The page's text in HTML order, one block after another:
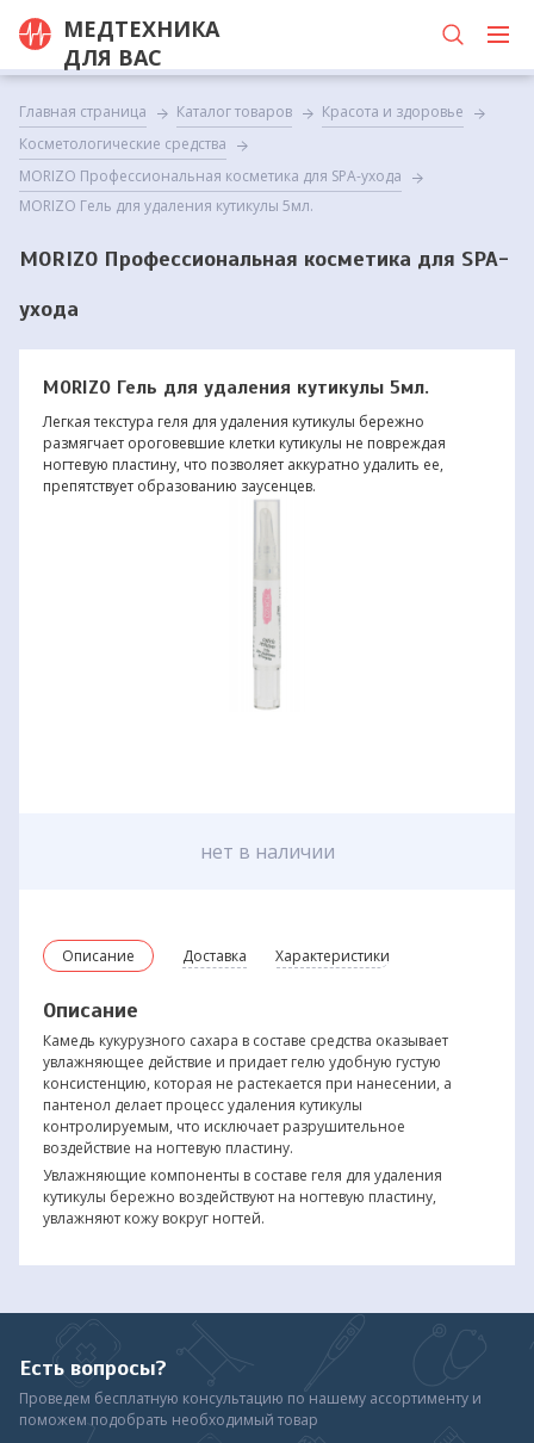
МЕДТЕХНИКА
ДЛЯ ВАС
Главная страница Каталог товаров
Красота и здоровье
Косметологические средства
MORIZO Профессиональная косметика для SPA-ухода
MORIZO Гель для удаления кутикулы 5мл.
MORIZO Профессиональная косметика для SPA-
ухода
MORIZO Гель для удаления кутикулы 5мл.
Легкая текстура геля для удаления кутикулы бережно
размягчает ороговевшие клетки кутикулы не повреждая
ногтевую пластину, что позволяет аккуратно удалить ее,
препятствует образованию заусенцев.
Описание Доставка Характеристики
Описание
Камедь кукурузного сахара в составе средства оказывает
увлажняющее действие и придает гелю удобную густую
консистенцию, которая не растекается при нанесении, а
пантенол делает процесс удаления кутикулы
контролируемым, что исключает разрушительное
воздействие на ногтевую пластину.
Увлажняющие компоненты в составе геля для удаления
кутикулы бережно воздействуют на ногтевую пластину,
увлажняют кожу вокруг ногтей.
нет в наличии
Есть вопросы?
Проведем бесплатную консультацию по нашему ассортименту и
поможем подобрать необходимый товар